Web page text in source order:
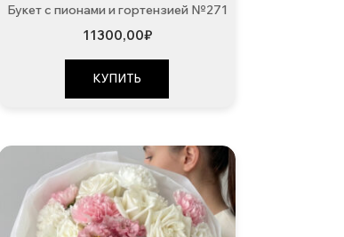
Букет с пионами и гортензией №271
11300,00₽
КУПИТЬ